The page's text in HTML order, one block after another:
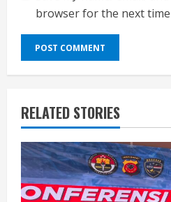
browser for the next
RELATED STORIES